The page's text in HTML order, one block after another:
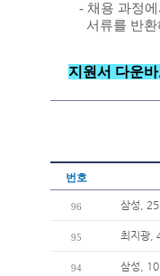
- 채용 과정에
서류를 반환
지원서 다운바
번호
96 삼성, 25
95 최지광,
94 삼성,